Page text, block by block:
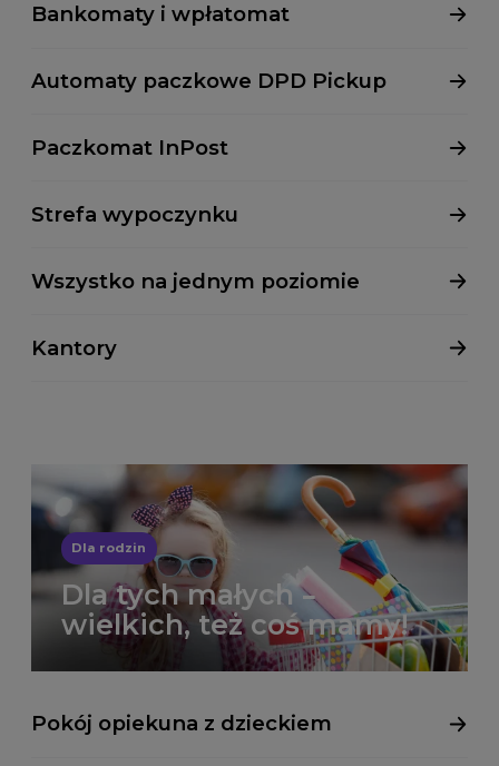
Bankomaty i wpłatomat
Au­to­ma­ty pacz­ko­we DPD Pic­kup
Paczkomat InPost
Strefa wypoczynku
Wszystko na jednym poziomie
Kantory
Dla rodzin
Dla tych małych –
wielkich, też coś mamy!
Pokój opiekuna z dzieckiem